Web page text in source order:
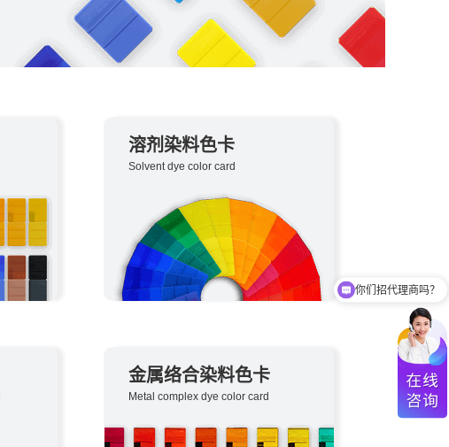
溶剂染料色卡
Solvent dye color card
金属络合染料色卡
Metal complex dye color card
你们招代理商吗？